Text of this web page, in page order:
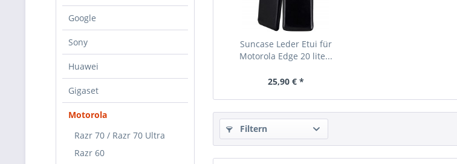
Google
Sony
Huawei
Gigaset
Motorola
Razr 70 / Razr 70 Ultra
Razr 60
Suncase Leder Etui für
Motorola Edge 20 lite...
25,90 € *
Filtern